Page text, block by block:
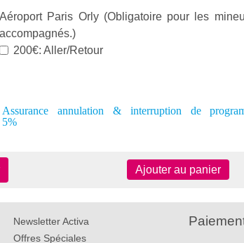
Aéroport Paris Orly (Obligatoire pour les
accompagnés.)
200€: Aller/Retour
Assurance annulation & interruption de
5%
Ajouter au panier
Newsletter Activa
Offres Spéciales